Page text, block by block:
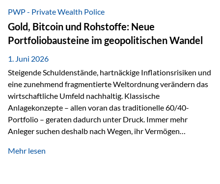
trotz Herausforderungen Die weltwirtschaftlichen
Rahmenbedingungen bleiben anspruchsvoll. Geopolitische
Unsicherheiten, eine verhaltene Investitionstätigkeit und
eine schwächere Nachfrage in wichtigen Exportmärkten
beeinflussen auch die liechtensteinische Wirtschaft.
Dennoch sieht…
PWP - Private Wealth Police
Gold, Bitcoin und Rohstoffe: Neue
Portfoliobausteine im geopolitischen Wandel
1. Juni 2026
Steigende Schuldenstände, hartnäckige Inflationsrisiken und
eine zunehmend fragmentierte Weltordnung verändern das
wirtschaftliche Umfeld nachhaltig. Klassische
Anlagekonzepte – allen voran das traditionelle 60/40-
Portfolio – geraten dadurch unter Druck. Immer mehr
Anleger suchen deshalb nach Wegen, ihr Vermögen
Unsicherheit abzusichern. Genau hier rücken reale und
Mehr lesen